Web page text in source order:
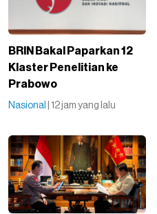
BRIN Bakal Paparkan 12
Klaster Penelitian ke
Prabowo
Nasional | 12 jam yang lalu